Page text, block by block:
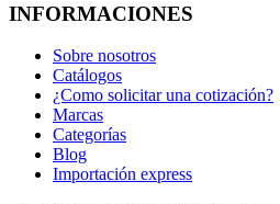
INFORMACIONES
Sobre nosotros
Catálogos
¿Como solicitar una cotización?
Marcas
Categorías
Blog
Importación express